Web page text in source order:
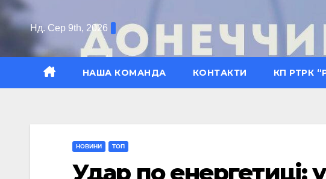
Перейти
Нд. Сер 9th, 2026
НАША КОМАНДА КОНТАКТИ КП РТРК
НОВИНИ ТОП
Удар по енергетиці: